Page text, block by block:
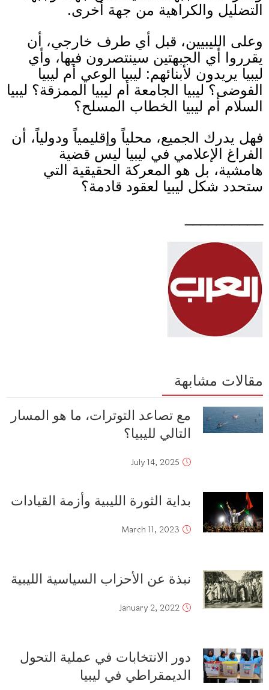
التضليل والكراهية من جهة أخرى.
وعلى الليبيين، قبل أي طرف خارجي، أن
يقرروا أي الجبهتين سينتصرون فيها، وأي
ليبيا يريدون لأبنائهم: ليبيا الوعي أم ليبيا
الفوضى؟ ليبيا الجامعة أم ليبيا الممزقة؟ ليبيا
السلام أم ليبيا الخطاب المسلح؟
فهل يدرك الجميع، محلياً وإقليمياً ودولياً، أن
الفراغ الإعلامي في ليبيا ليس قضية
هامشية، بل هو المعركة الحقيقية التي
ستحدد شكل ليبيا لعقود قادمة؟
مقالات مشابهة
مع تصاعد التوترات، ما هو المسار
التالي لليبيا؟
July 14, 2025
بداية الثورة الليبية وأزمة القيادات
March 11, 2023
نبذة عن الأحزاب السياسية الليبية
January 2, 2022
دور الانتخابات في عملية التحول
الديمقراطي في ليبيا